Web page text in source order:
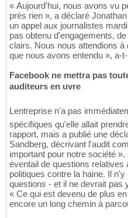
« Aujourd'hui, nous avons vu
près rien », a déclaré
un appel aux journalistes
pas obtenu d'engagements,
clairs. Nous nous attendions
que nous avons entendu », a-
Facebook ne mettra pas
auditeurs en uvre
Lentreprise n'a pas
spécifiques qu'elle allait
rapport, mais a publié une
Sandberg, décrivant l'audit
important pour notre société
éventail de questions
politiques contre la haine. Il
questions - et il ne devrait pas
« Ce qui est devenu de plus
encore un long chemin à